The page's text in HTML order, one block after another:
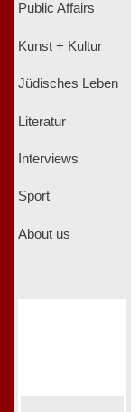
Public Affairs
Kunst + Kultur
Jüdisches Leben
Literatur
Interviews
Sport
About us